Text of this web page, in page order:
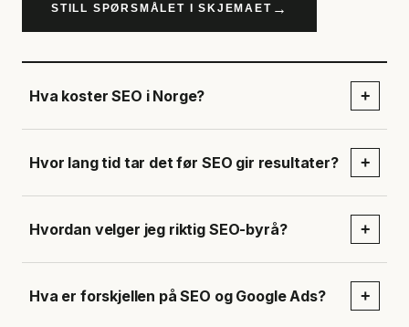
STILL SPØRSMÅLET I SKJEMAET →
Hva koster SEO i Norge? +
Hvor lang tid tar det før SEO gir resultater? +
Hvordan velger jeg riktig SEO-byrå? +
Hva er forskjellen på SEO og Google Ads? +